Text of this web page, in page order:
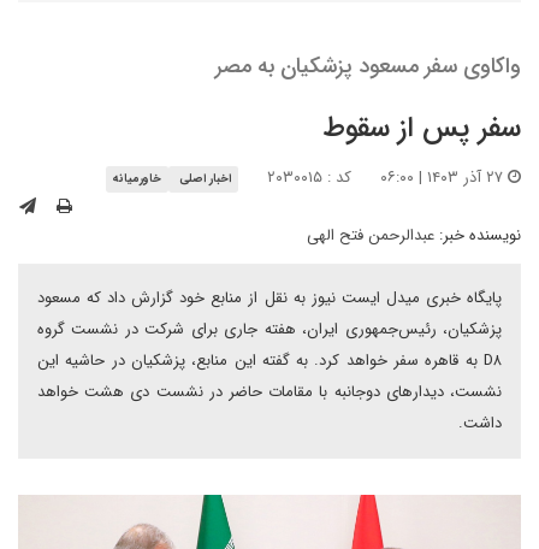
واکاوی سفر مسعود پزشکیان به مصر
سفر پس از سقوط
کد : ۲۰۳۰۰۱۵ اخبار اصلی خاورمیانه
نویسنده خبر: عبدالرحمن فتح الهی
پایگاه خبری میدل ایست نیوز به نقل از منابع خود گزارش داد که مسعود
پزشکیان، رئیس‌جمهوری ایران، هفته جاری برای شرکت در نشست گروه
D۸ به قاهره سفر خواهد کرد. به گفته این منابع، پزشکیان در حاشیه این
نشست، دیدارهای دوجانبه با مقامات حاضر در نشست دی هشت خواهد
داشت.